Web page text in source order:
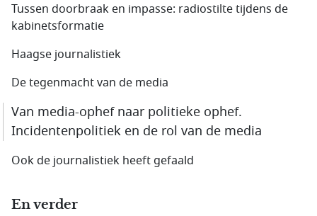
Tussen doorbraak en impasse: radiostilte tijdens de
kabinetsformatie
Haagse journalistiek
De tegenmacht van de media
Van media-ophef naar politieke ophef.
Incidentenpolitiek en de rol van de media
Ook de journalistiek heeft gefaald
En verder